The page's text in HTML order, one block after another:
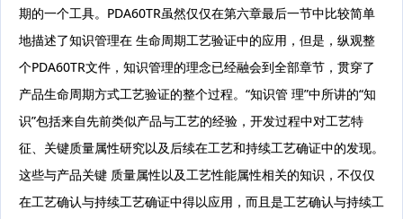
期的一个工具。PDA60TR虽然仅仅在第六章最后一节中比较简单
地描述了知识管理在 生命周期工艺验证中的应用，但是，纵观整
个PDA60TR文件，知识管理的理念已经融会到全部章节，贯穿了
产品生命周期方式工艺验证的整个过程。“知识管 理”中所讲的“知
识”包括来自先前类似产品与工艺的经验，开发过程中对工艺特
征、关键质量属性研究以及后续在工艺和持续工艺确证中的发现。
这些与产品关键 质量属性以及工艺性能属性相关的知识，不仅仅
在工艺确认与持续工艺确证中得以应用，而且是工艺确认与持续工